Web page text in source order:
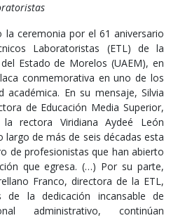
la ceremonia por el 61 aniversario
Laboratoristas (ETL) de la
Estado de Morelos (UAEM), en
conmemorativa en uno de los
académica. En su mensaje, Silvia
de Educación Media Superior,
rectora Viridiana Aydeé León
largo de más de seis décadas esta
de profesionistas que han abierto
que egresa. (…) Por su parte,
Franco, directora de la ETL,
la dedicación incansable de
administrativo, continúan